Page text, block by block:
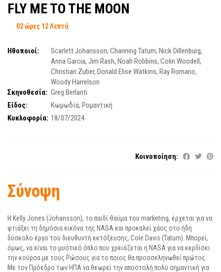
FLY ME TO THE MOON
02 ώρες 12 Λεπτά
Ηθοποιοί: Scarlett Johansson, Channing Tatum, Nick Dillenburg,
Anna Garcia, Jim Rash, Noah Robbins, Colin Woodell,
Christian Zuber, Donald Elise Watkins, Ray Romano,
Woody Harrelson
Σκηνοθεσία: Greg Berlanti
Είδος:
Κωμωδία, Ρομαντική
Κυκλοφορία: 18/07/2024
Κοινοποίηση:
Σύνοψη
Η Kelly Jones (Johansson), το παιδί-θαύμα του marketing, έρχεται για να
φτιάξει τη δημόσια εικόνα της NASA και προκαλεί χάος στο ήδη
δύσκολο έργο του διευθυντή εκτόξευσης, Cole Davis (Tatum). Μπορεί,
όμως, να είναι το μυστικό όπλο που χρειάζεται η NASA για να κερδίσει
την κούρσα με τους Ρώσους για το ποιος θα προσσεληνωθεί πρώτος.
Με τον Πρόεδρο των ΗΠΑ να θεωρεί την αποστολή πολύ σημαντική για